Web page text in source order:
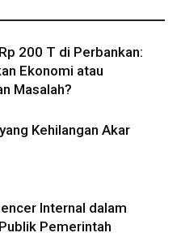
200 T di Perbankan:
Ekonomi atau
Masalah?
Kehilangan Akar
Internal dalam
Pemerintah